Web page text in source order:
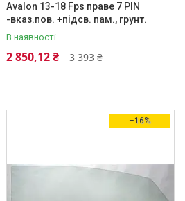
Avalon 13-18 Fps праве 7 PIN
-вказ.пов. +підсв. пам., грунт.
В наявності
3 393 ₴
2 850,12 ₴
–16%